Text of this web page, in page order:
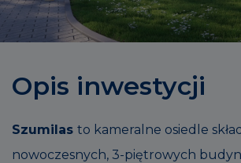
Opis inwestycji
Szumilas to kameralne osiedle
nowoczesnych, 3-piętrowych